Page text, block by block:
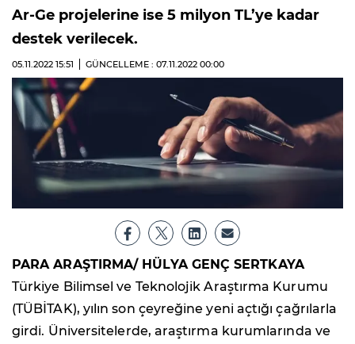
Ar-Ge projelerine ise 5 milyon TL’ye kadar
destek verilecek.
05.11.2022 15:51 GÜNCELLEME : 07.11.2022 00:00
PARA ARAŞTIRMA/ HÜLYA GENÇ SERTKAYA
Türkiye Bilimsel ve Teknolojik Araştırma Kurumu
(TÜBİTAK), yılın son çeyreğine yeni açtığı çağrılarla
girdi. Üniversitelerde, araştırma kurumlarında ve